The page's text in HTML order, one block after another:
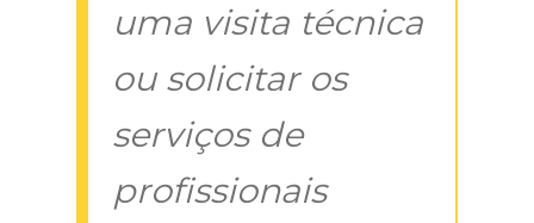
uma visita técnica
ou solicitar os
serviços de
profissionais